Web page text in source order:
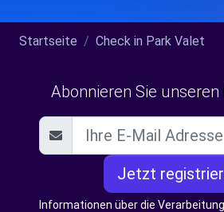
Startseite Check in Park Valet
Abonnieren Sie unseren
Jetzt
Informationen über die